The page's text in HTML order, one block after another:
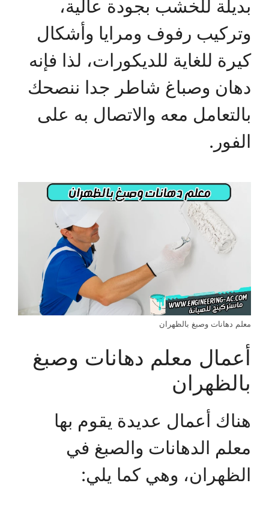
بديلة للخشب بجودة عالية،
وتركيب رفوف ومرايا وأشكال
كيرة للغاية للديكورات، لذا فإنه
دهان وصباغ شاطر جدا ننصحك
بالتعامل معه والاتصال به على
الفور.
معلم دهانات وصبغ بالظهران
أعمال معلم دهانات وصبغ
بالظهران
هناك أعمال عديدة يقوم بها
معلم الدهانات والصبغ في
الظهران، وهي كما يلي: